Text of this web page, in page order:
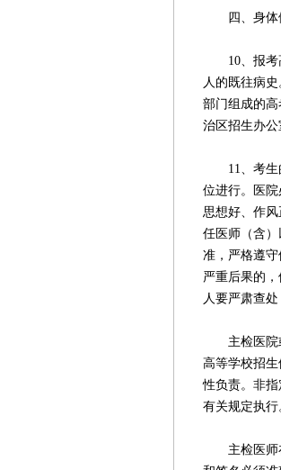
四、身体
10、报考高
人的既往病
部门组成的
治区招生办公
11、考生的
位进行。医
思想好、作
任医师（含
准，严格遵
严重后果的
人要严肃查
主检医院或
高等学校招
性负责。非
有关规定执行
主检医师在